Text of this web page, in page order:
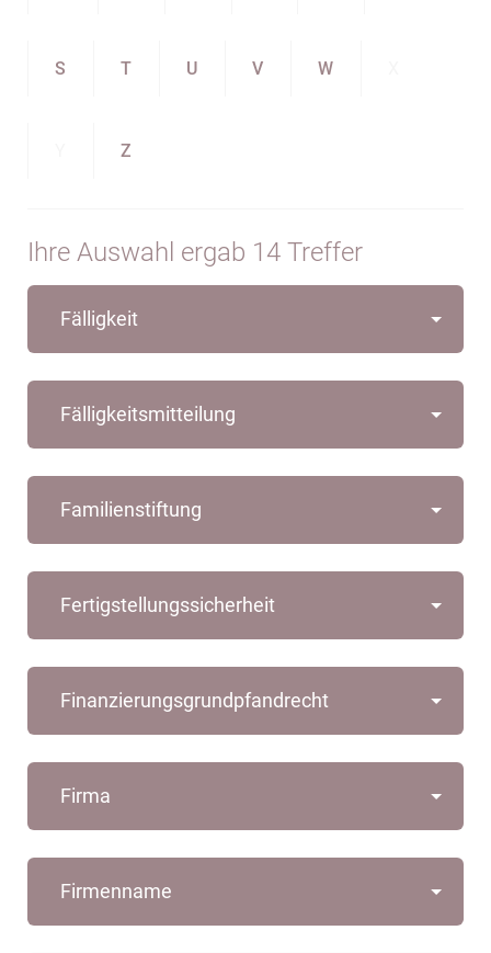
S T U V W
Z
Ihre Auswahl ergab 14 Treffer
Fälligkeit
Fälligkeitsmitteilung
Familienstiftung
Fertigstellungssicherheit
Finanzierungsgrundpfandrecht
Firma
Firmenname